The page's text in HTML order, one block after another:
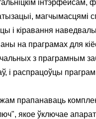
інтэрфейсам,
магчымасцямі
і кіравання
на праграмах для
з праграмным
і распрацоўцы праграм
прапанаваць
якое ўключае